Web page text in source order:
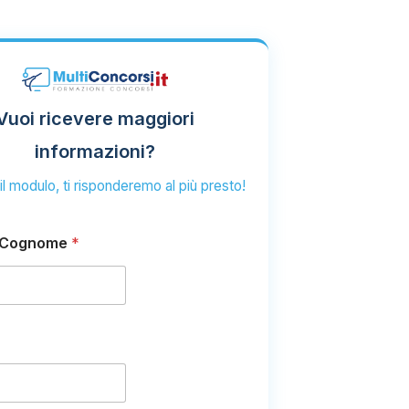
ricevere maggiori
informazioni?
modulo, ti risponderemo al più presto!
*